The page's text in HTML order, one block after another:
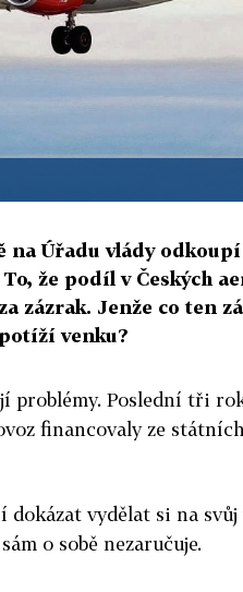
Úřadu vlády
že podíl v Českých
zázrak. Jenže co ten
venku?
problémy. Poslední tři
financovaly ze
dokázat vydělat si na
o sobě nezaručuje.